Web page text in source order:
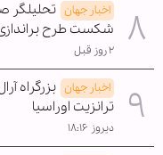
اخبار جهان تحلیلگر
شکست طرح براندازی
۲ روز قبل
اخبار جهان بزرگراه
ترانزیت اوراسیا
دیروز ۱۸:۱۶